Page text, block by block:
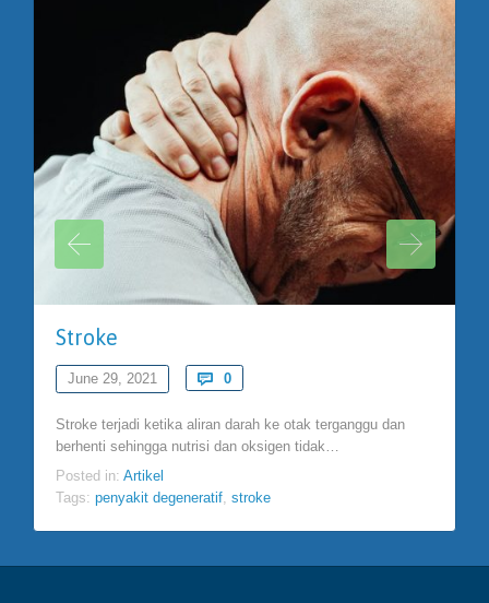
Stroke
June 29, 2021  0Comments
Stroke terjadi ketika aliran darah ke otak terganggu dan
berhenti sehingga nutrisi dan oksigen tidak…
Posted in: Artikel
Tags: penyakit degeneratif stroke